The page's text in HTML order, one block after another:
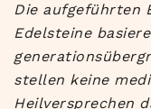
Die aufgeführten
Edelsteine
stellen keine
Heilversprechen